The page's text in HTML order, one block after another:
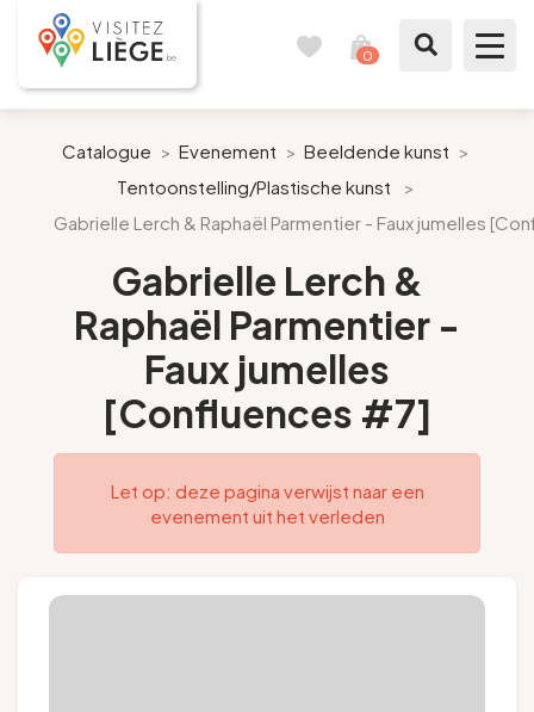
0
Bereid mijn verblijf voor
Onze suggesties
Agenda
Catalogue > Evenement > Beeldende kunst >
Tentoonstelling/Plastische kunst
>
Gabrielle Lerch & Raphaël Parmentier - Faux jumelles
Gabrielle Lerch &
Raphaël Parmentier -
Faux jumelles
[Confluences #7]
Let op: deze pagina verwijst naar een
evenement uit het verleden